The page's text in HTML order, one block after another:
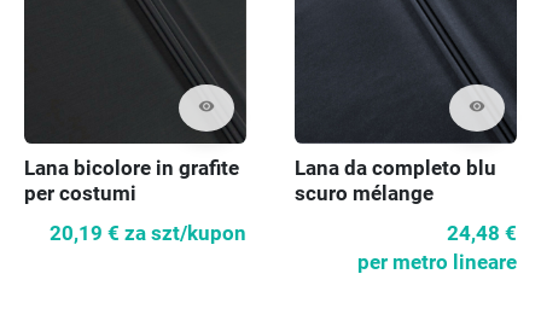
visibility
Lana bicolore in grafite
per costumi
20,19 € za szt/kupon
visibility
Lana da completo blu
scuro mélange
24,48 €
per metro lineare